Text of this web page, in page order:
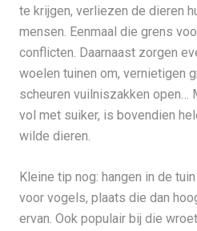
te krijgen, verliezen de dieren
mensen. Eenmaal die grens
conflicten. Daarnaast zorgen
woelen tuinen om, vernietigen
scheuren vuilniszakken open…
vol met suiker, is bovendien
wilde dieren.
Kleine tip nog: hangen in de
voor vogels, plaats die dan
ervan. Ook populair bij die